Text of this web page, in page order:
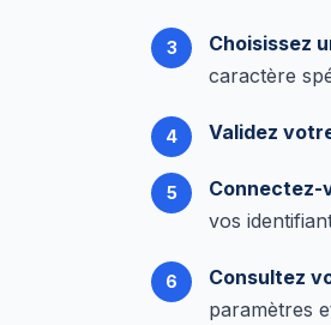
Choisissez
caractère
Validez
Connectez-
vos
Consultez
paramètres